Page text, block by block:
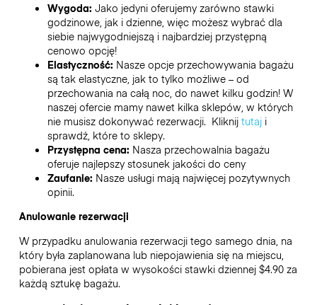
Wygoda: Jako jedyni oferujemy zarówno stawki
godzinowe, jak i dzienne, więc możesz wybrać dla
siebie najwygodniejszą i najbardziej przystępną
cenowo opcję!
Elastyczność: Nasze opcje przechowywania bagażu
są tak elastyczne, jak to tylko możliwe – od
przechowania na całą noc, do nawet kilku godzin! W
naszej ofercie mamy nawet kilka sklepów, w których
nie musisz dokonywać rezerwacji. Kliknij tutaji
sprawdź, które to sklepy.
Przystępna cena: Nasza przechowalnia bagażu
oferuje najlepszy stosunek jakości do ceny
Zaufanie: Nasze usługi mają najwięcej pozytywnych
opinii.
Anulowanie rezerwacji
W przypadku anulowania rezerwacji tego samego dnia, na
który była zaplanowana lub niepojawienia się na miejscu,
pobierana jest opłata w wysokości stawki dziennej $4.90 za
każdą sztukę bagażu.